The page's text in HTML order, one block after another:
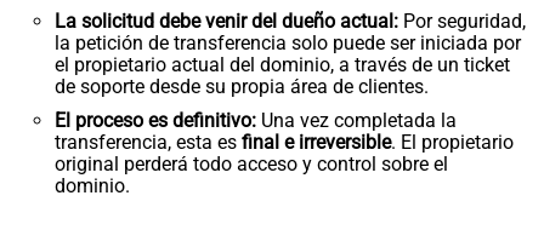
La solicitud debe venir del dueño actual: Por seguridad,
la petición de transferencia solo puede ser iniciada por
el propietario actual del dominio, a través de un ticket
de soporte desde su propia área de clientes.
El proceso es definitivo: Una vez completada la
transferencia, esta es final e irreversible. El propietario
original perderá todo acceso y control sobre el
dominio.